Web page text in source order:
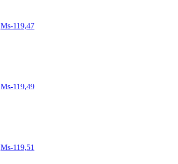
Ms-119,47
Ms-119,49
Ms-119,51